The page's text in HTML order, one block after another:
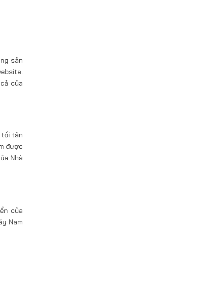
sản
của
tối tân
được
Nhà
của
Nam